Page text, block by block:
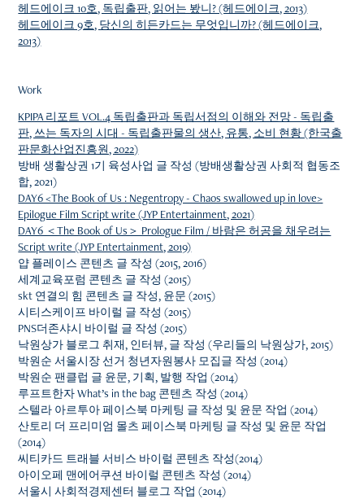
헤드에이크 10호, 독립출판, 읽어는 봤니? (헤드에이크, 2013)
헤드에이크 9호, 당신의 히든카드는 무엇입니까? (헤드에이크,
2013)
Work
KPIPA 리포트 VOL.4 독립출판과 독립서점의 이해와 전망 - 독립출
판, 쓰는 독자의 시대 - 독립출판물의 생산, 유통, 소비 현황 (한국출
판문화산업진흥원, 2022)
방배 생활상권 1기 육성사업 글 작성 (방배생활상권 사회적 협동조
합, 2021)
DAY6 <The Book of Us : Negentropy - Chaos swallowed up in love>
Epilogue Film Script write (JYP Entertainment, 2021)
DAY6 ＜The Book of Us＞ Prologue Film / 바람은 허공을 채우려는
Script write (JYP Entertainment, 2019)
얍 플레이스 콘텐츠 글 작성 (2015, 2016)
세계교육포럼 콘텐츠 글 작성 (2015)
skt 연결의 힘 콘텐츠 글 작성, 윤문 (2015)
시티스케이프 바이럴 글 작성 (2015)
PNS더존샤시 바이럴 글 작성 (2015)
낙원상가 블로그 취재, 인터뷰, 글 작성 (우리들의 낙원상가, 2015)
박원순 서울시장 선거 청년자원봉사 모집글 작성 (2014)
박원순 팬클럽 글 윤문, 기획, 발행 작업 (2014)
루프트한자 What’s in the bag 콘텐츠 작성 (2014)
스텔라 아르투아 페이스북 마케팅 글 작성 및 윤문 작업 (2014)
산토리 더 프리미엄 몰츠 페이스북 마케팅 글 작성 및 윤문 작업
(2014)
씨티카드 트래블 서비스 바이럴 콘텐츠 작성(2014)
아이오페 맨에어쿠션 바이럴 콘텐츠 작성 (2014)
서울시 사회적경제센터 블로그 작업 (2014)